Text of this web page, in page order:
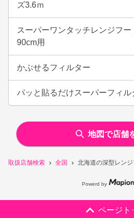
取扱店舗検索 全国 北海道の深型レン
ズ3.6ｍ
スーパーワンタッチレンジフ
90cm用
かぶせるフィルター
パッと貼るだけスーパーフィル
地図で店舗
Powerd by
ページト